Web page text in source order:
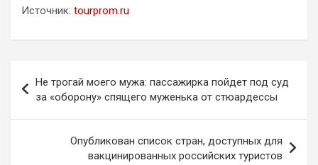
Источник: tourprom.ru
по
записям
Не трогай моего мужа: пассажирка пойдет под суд
за «оборону» спящего муженька от стюардессы
Опубликован список стран, доступных для
вакцинированных российских туристов